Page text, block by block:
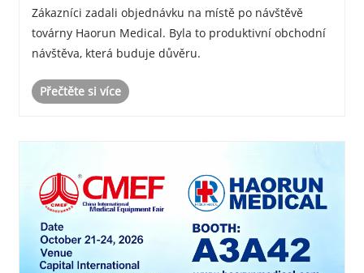
Zákazníci zadali objednávku na místě po návštěvě
továrny Haorun Medical. Byla to produktivní obchodní
návštěva, která buduje důvěru.
Přečtěte si více